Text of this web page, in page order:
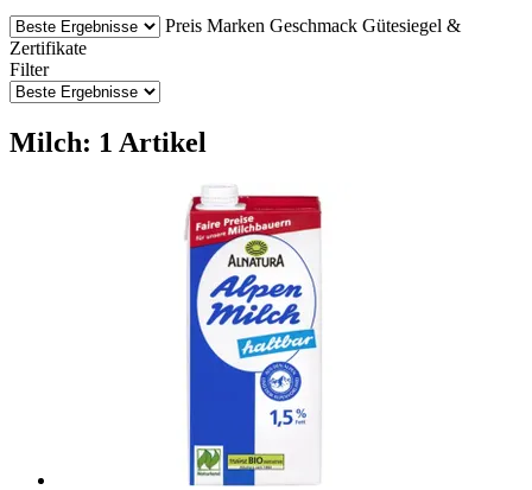
Preis Marken Geschmack Gütesiegel &
Zertifikate
Filter
Milch: 1 Artikel